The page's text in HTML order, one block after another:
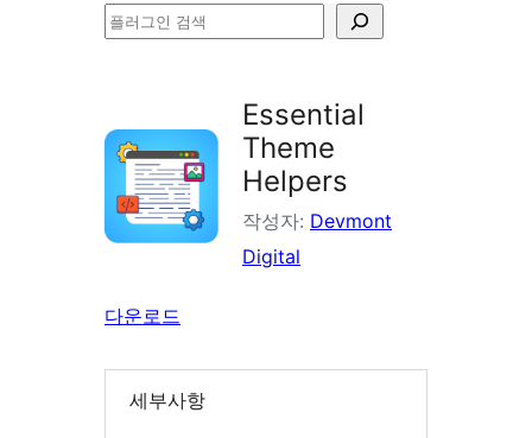
플
인
검
색
Essential
Theme
Helpers
작성자: Devmont
Digital
다운로드
세부사항